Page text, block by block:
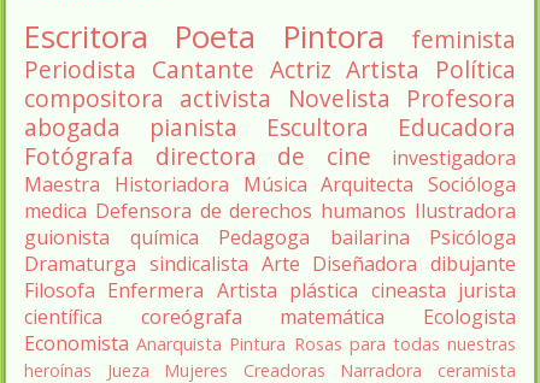
Escritora Poeta Pintora
feminista
Periodista Cantante Actriz Artista
Política
compositora activista Novelista
Profesora
abogada
pianista Escultora
Educadora
Fotógrafa
directora de cine
investigadora
Maestra
Historiadora Música Arquitecta Socióloga
medica Defensora de derechos humanos Ilustradora
guionista
química Pedagoga bailarina
Psicóloga
Dramaturga sindicalista Arte Diseñadora dibujante
Filosofa Enfermera Artista plástica cineasta jurista
científica
coreógrafa matemática
Ecologista
Economista Anarquista Pintura Rosas para todas nuestras
heroínas
Jueza Mujeres Creadoras Narradora
ceramista